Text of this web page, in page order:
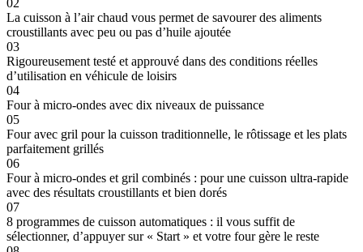
02
La cuisson à l’air chaud vous permet de savourer des aliments
croustillants avec peu ou pas d’huile ajoutée
03
Rigoureusement testé et approuvé dans des conditions réelles
d’utilisation en véhicule de loisirs
04
Four à micro-ondes avec dix niveaux de puissance
05
Four avec gril pour la cuisson traditionnelle, le rôtissage et les plats
parfaitement grillés
06
Four à micro-ondes et gril combinés : pour une cuisson ultra-rapide
avec des résultats croustillants et bien dorés
07
8 programmes de cuisson automatiques : il vous suffit de
sélectionner, d’appuyer sur « Start » et votre four gère le reste